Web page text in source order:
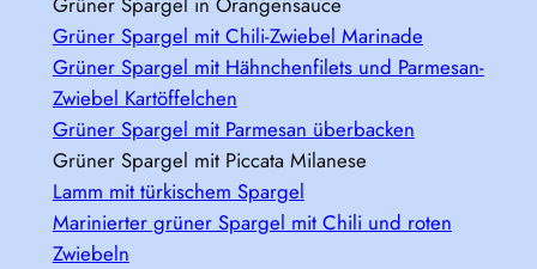
Grüner Spargel mit Chili-Zwiebel Marinade
Grüner Spargel mit Hähnchenfilets und Parmesan-
Zwiebel Kartöffelchen
Grüner Spargel mit Parmesan überbacken
Grüner Spargel mit Piccata Milanese
Lamm mit türkischem Spargel
Marinierter grüner Spargel mit Chili und roten
Zwiebeln